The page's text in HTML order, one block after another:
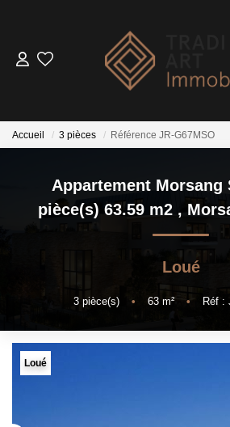
ACHETER
VENDRE
Nos Services
Biens Vendus
Accueil 3 pièces Référence JR-G67MSO
Appartement Morsang
pièce(s) 63.59 m2 ,
Loué
3 pièce(s) • 63 m² • Réf :
Loué